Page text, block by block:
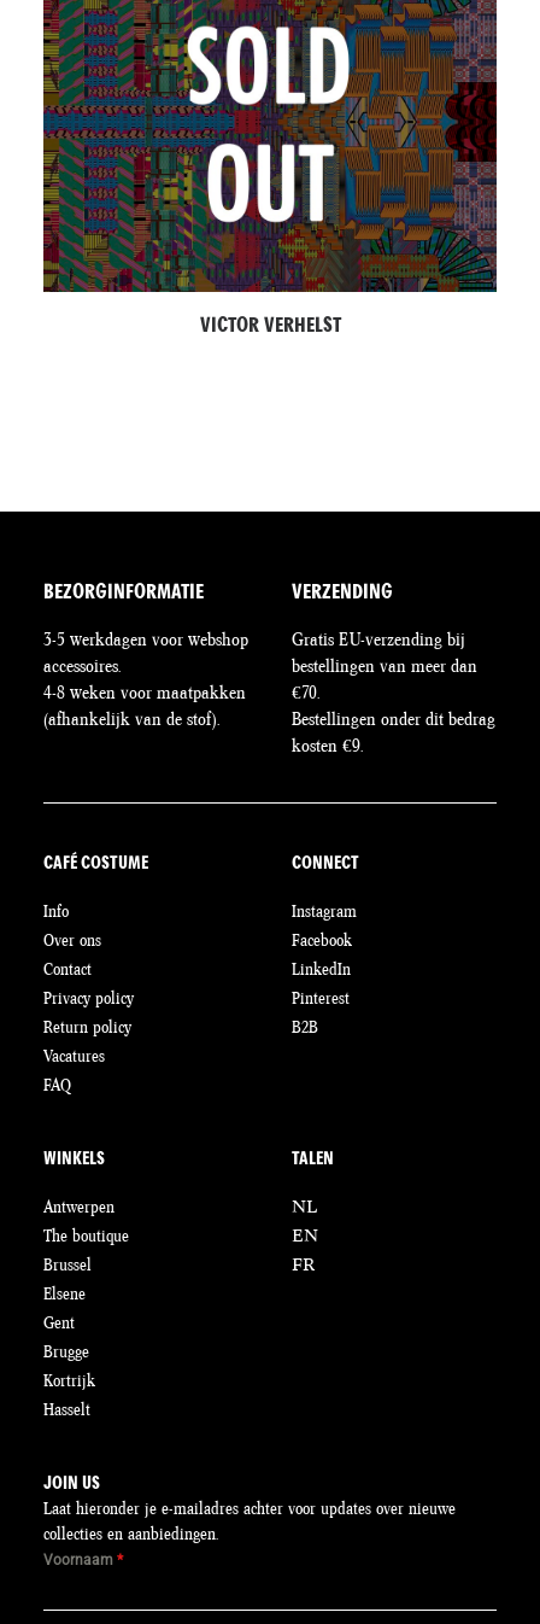
VICTOR VERHELST
BEZORGINFORMATIE
3-5 werkdagen voor webshop
accessoires.
4-8 weken voor maatpakken
(afhankelijk van de stof).
VERZENDING
Gratis EU-verzending bij
bestellingen van meer dan
€70.
Bestellingen onder dit bedrag
kosten €9.
CAFÉ COSTUME
Info
Over ons
Contact
Privacy policy
Return policy
Vacatures
FAQ
CONNECT
Instagram
Facebook
LinkedIn
Pinterest
B2B
WINKELS
Antwerpen
The boutique
Brussel
Elsene
Gent
Brugge
Kortrijk
Hasselt
TALEN
NL
EN
FR
JOIN US
Laat hieronder je e-mailadres achter voor updates over nieuwe
collecties en aanbiedingen.
Voornaam *